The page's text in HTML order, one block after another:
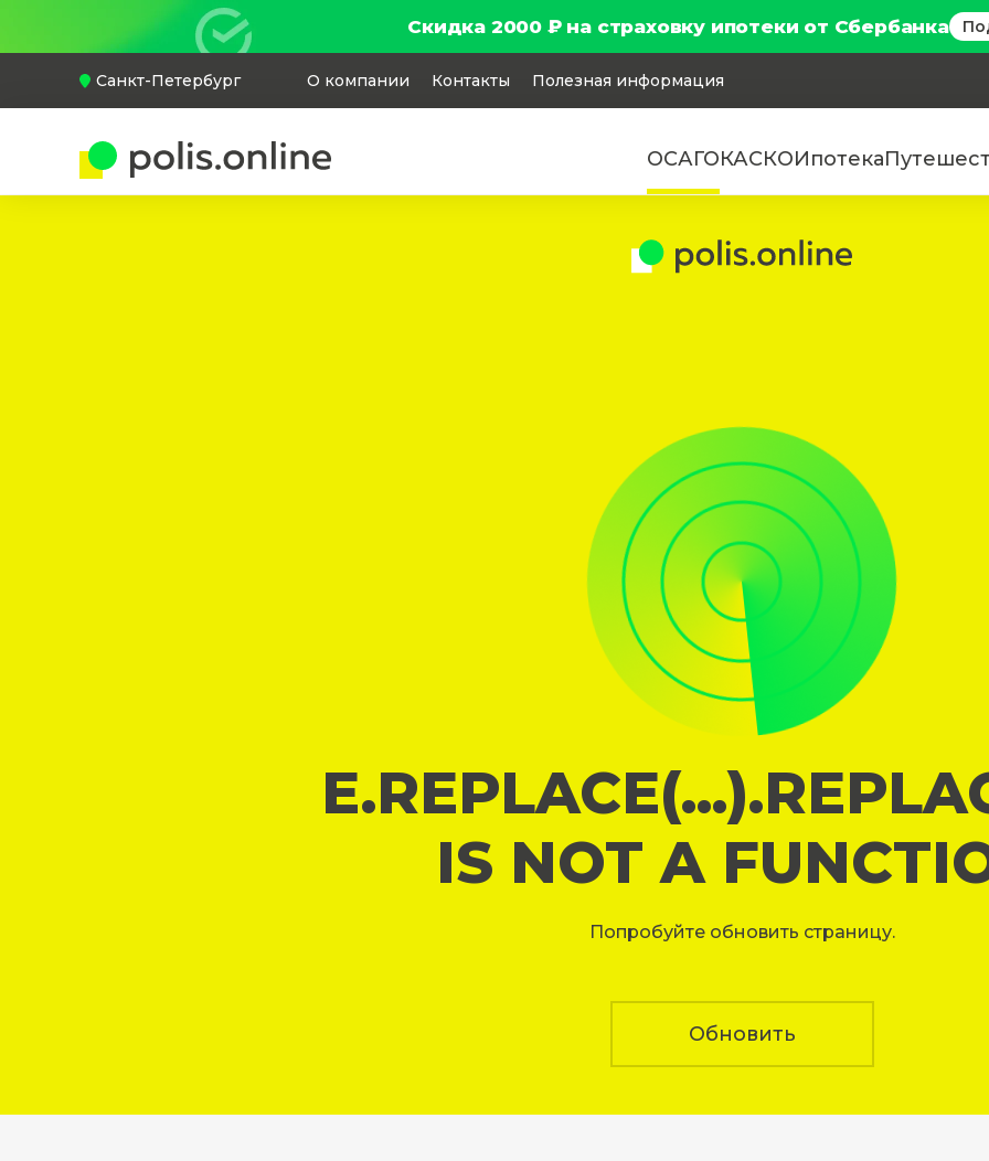
Скидка 2000 ₽ на страховку ипотеки от Сбербанка
Санкт-Петербург О компании Контакты Полезная информация
ОСАГОКАСКОИпотека
IS NOT A
Попробуйте обновить страницу.
Обновить